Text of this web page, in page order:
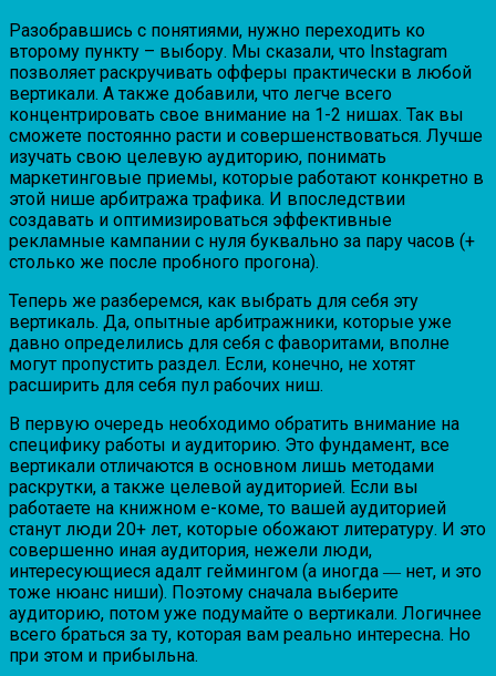
Разобравшись с понятиями, нужно переходить ко
второму пункту – выбору. Мы сказали, что Instagram
позволяет раскручивать офферы практически в любой
вертикали. А также добавили, что легче всего
концентрировать свое внимание на 1-2 нишах. Так вы
сможете постоянно расти и совершенствоваться. Лучше
изучать свою целевую аудиторию, понимать
маркетинговые приемы, которые работают конкретно в
этой нише арбитража трафика. И впоследствии
создавать и оптимизироваться эффективные
рекламные кампании с нуля буквально за пару часов (+
столько же после пробного прогона).
Теперь же разберемся, как выбрать для себя эту
вертикаль. Да, опытные арбитражники, которые уже
давно определились для себя с фаворитами, вполне
могут пропустить раздел. Если, конечно, не хотят
расширить для себя пул рабочих ниш.
В первую очередь необходимо обратить внимание на
специфику работы и аудиторию. Это фундамент, все
вертикали отличаются в основном лишь методами
раскрутки, а также целевой аудиторией. Если вы
работаете на книжном е-коме, то вашей аудиторией
станут люди 20+ лет, которые обожают литературу. И это
совершенно иная аудитория, нежели люди,
интересующиеся адалт геймингом (а иногда ― нет, и это
тоже нюанс ниши). Поэтому сначала выберите
аудиторию, потом уже подумайте о вертикали. Логичнее
всего браться за ту, которая вам реально интересна. Но
при этом и прибыльна.